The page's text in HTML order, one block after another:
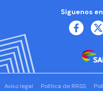
Síguenos
Aviso legal Política de RRSS